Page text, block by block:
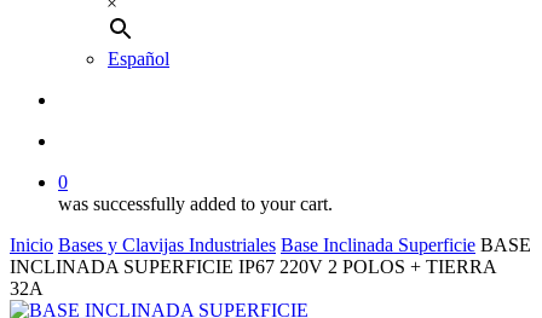
Español
0
was successfully added to your cart.
Inicio Bases y Clavijas Industriales Base Inclinada Superficie BASE
INCLINADA SUPERFICIE IP67 220V 2 POLOS + TIERRA
32A